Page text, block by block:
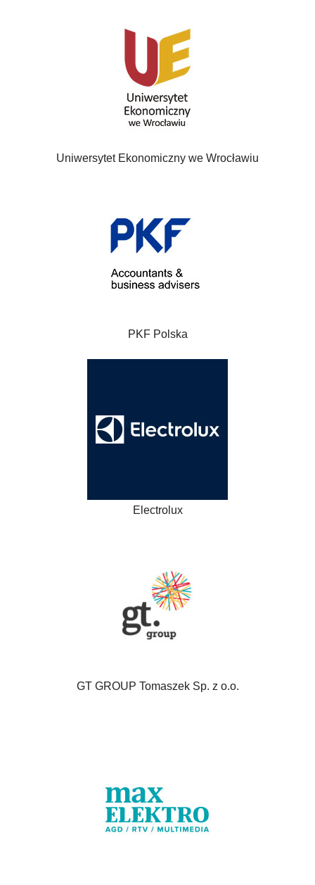
Uniwersytet Ekonomiczny we Wrocławiu
PKF Polska
Electrolux
GT GROUP Tomaszek Sp. z o.o.